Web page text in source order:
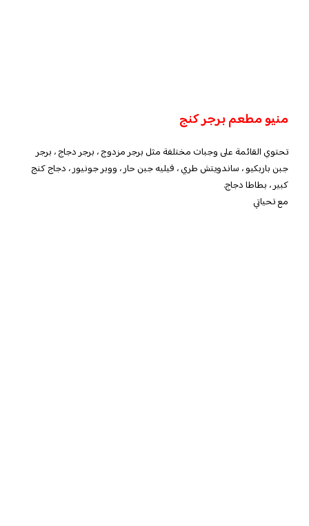
منيو مطعم برجر كنج
تحتوي القائمة على وجبات مختلفة مثل برجر مزدوج ، برجر دجاج ، برجر
جبن باربكيو ، ساندويتش طري ، فيليه جبن حار ، ووبر جونيور ، دجاج كنج
كبير ، بطاطا دجاج.
مع تحياتي